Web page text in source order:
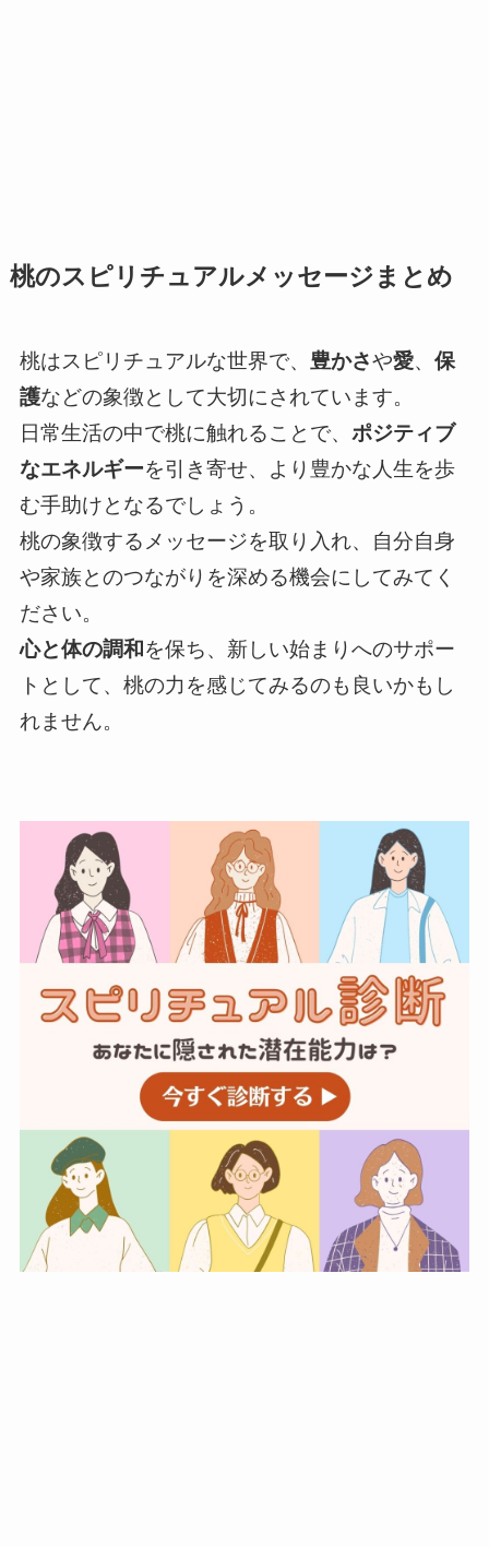
桃のスピリチュアルメッセージまとめ
桃はスピリチュアルな世界で、 豊かさや愛、 保
護などの象徴として大切にされています。
日常生活の中で桃に触れることで、 ポジティブ
なエネルギーを引き寄せ、より豊かな人生を歩
む手助けとなるでしょう。
桃の象徴するメッセージを取り入れ、自分自身
や家族とのつながりを深める機会にしてみてく
ださい。
心と体の調和 を保ち、新しい始まりへのサポー
トとして、桃の力を感じてみるのも良いかもし
れません。